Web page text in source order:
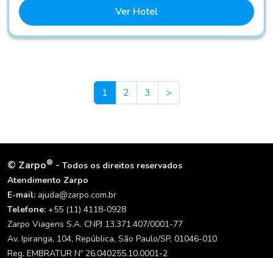
Ver Hotel
1 2 3 >Next
© Zarpo® - Todos os direitos reservados
Atendimento Zarpo
E-mail: ajuda@zarpo.com.br
Telefone: +55 (11) 4118-0928
Zarpo Viagens S.A. CNPJ 13.371.407/0001-77
Av. Ipiranga, 104, República, São Paulo/SP, 01046-010
Reg. EMBRATUR Nº 26.040255.10.0001-2